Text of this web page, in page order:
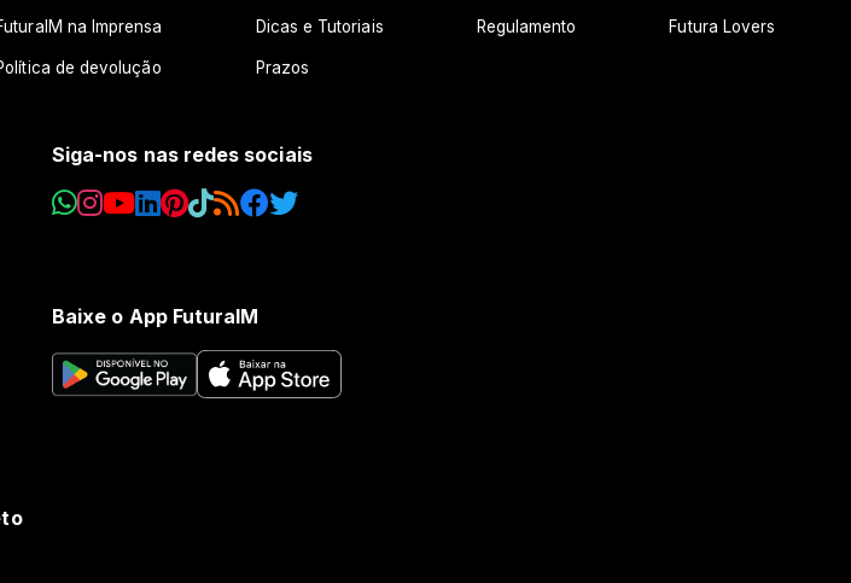
na Imprensa Dicas e Tutoriais Regulamento Futura Lovers
de devolução Prazos
Siga-nos nas redes sociais
Baixe o App FuturaIM